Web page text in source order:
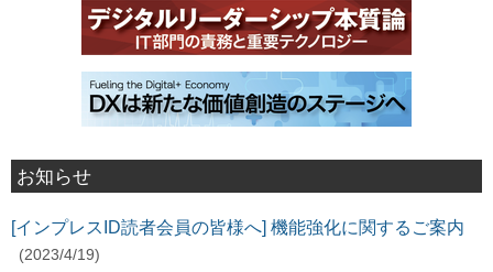
お知らせ
[インプレスID読者会員の皆様へ] 機能強化に関するご案内
(2023/4/19)